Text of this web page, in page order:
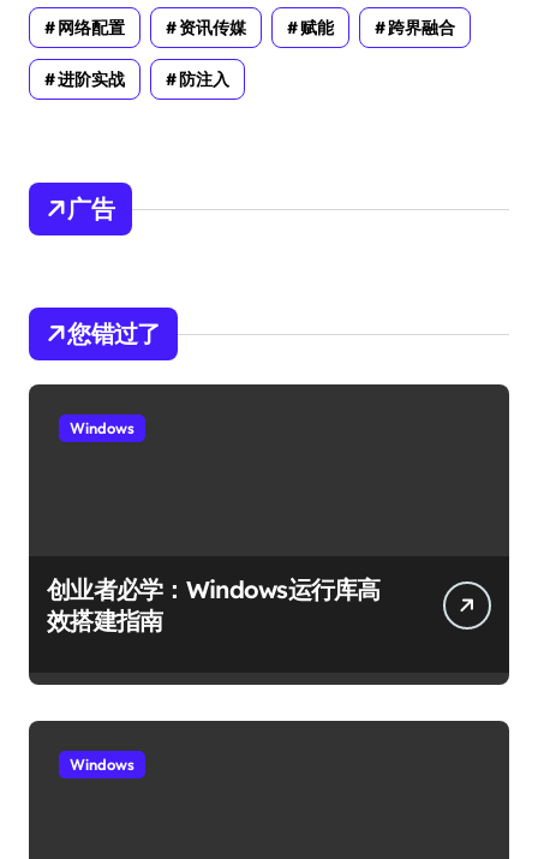
网络配置 资讯传媒 赋能 跨界融合
进阶实战 防注入
广告
您错过了
Windows
创业者必学：Windows运行库高
效搭建指南
Windows